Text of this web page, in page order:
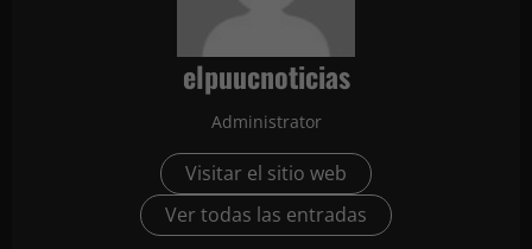
elpuucnoticias
Administrator
Visitar el sitio web
Ver todas las entradas